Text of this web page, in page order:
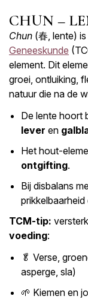
CHUN –
Chun (春, lente)
Geneeskunde
element. Dit
groei, ontluiking,
natuur die na de
De lente hoort
lever en
Het hout-
ontgifting.
Bij disbalans
TCM-tip:
voeding:
🥬 Verse,
asperge, sla)
🌱 Kiemen en